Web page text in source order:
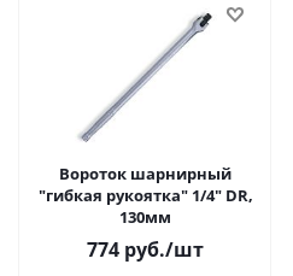
Вороток шарнирный
"гибкая рукоятка" 1/4" DR,
130мм
774 руб./шт